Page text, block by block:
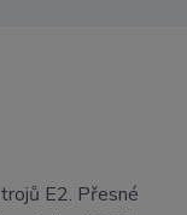
E2. Přesné